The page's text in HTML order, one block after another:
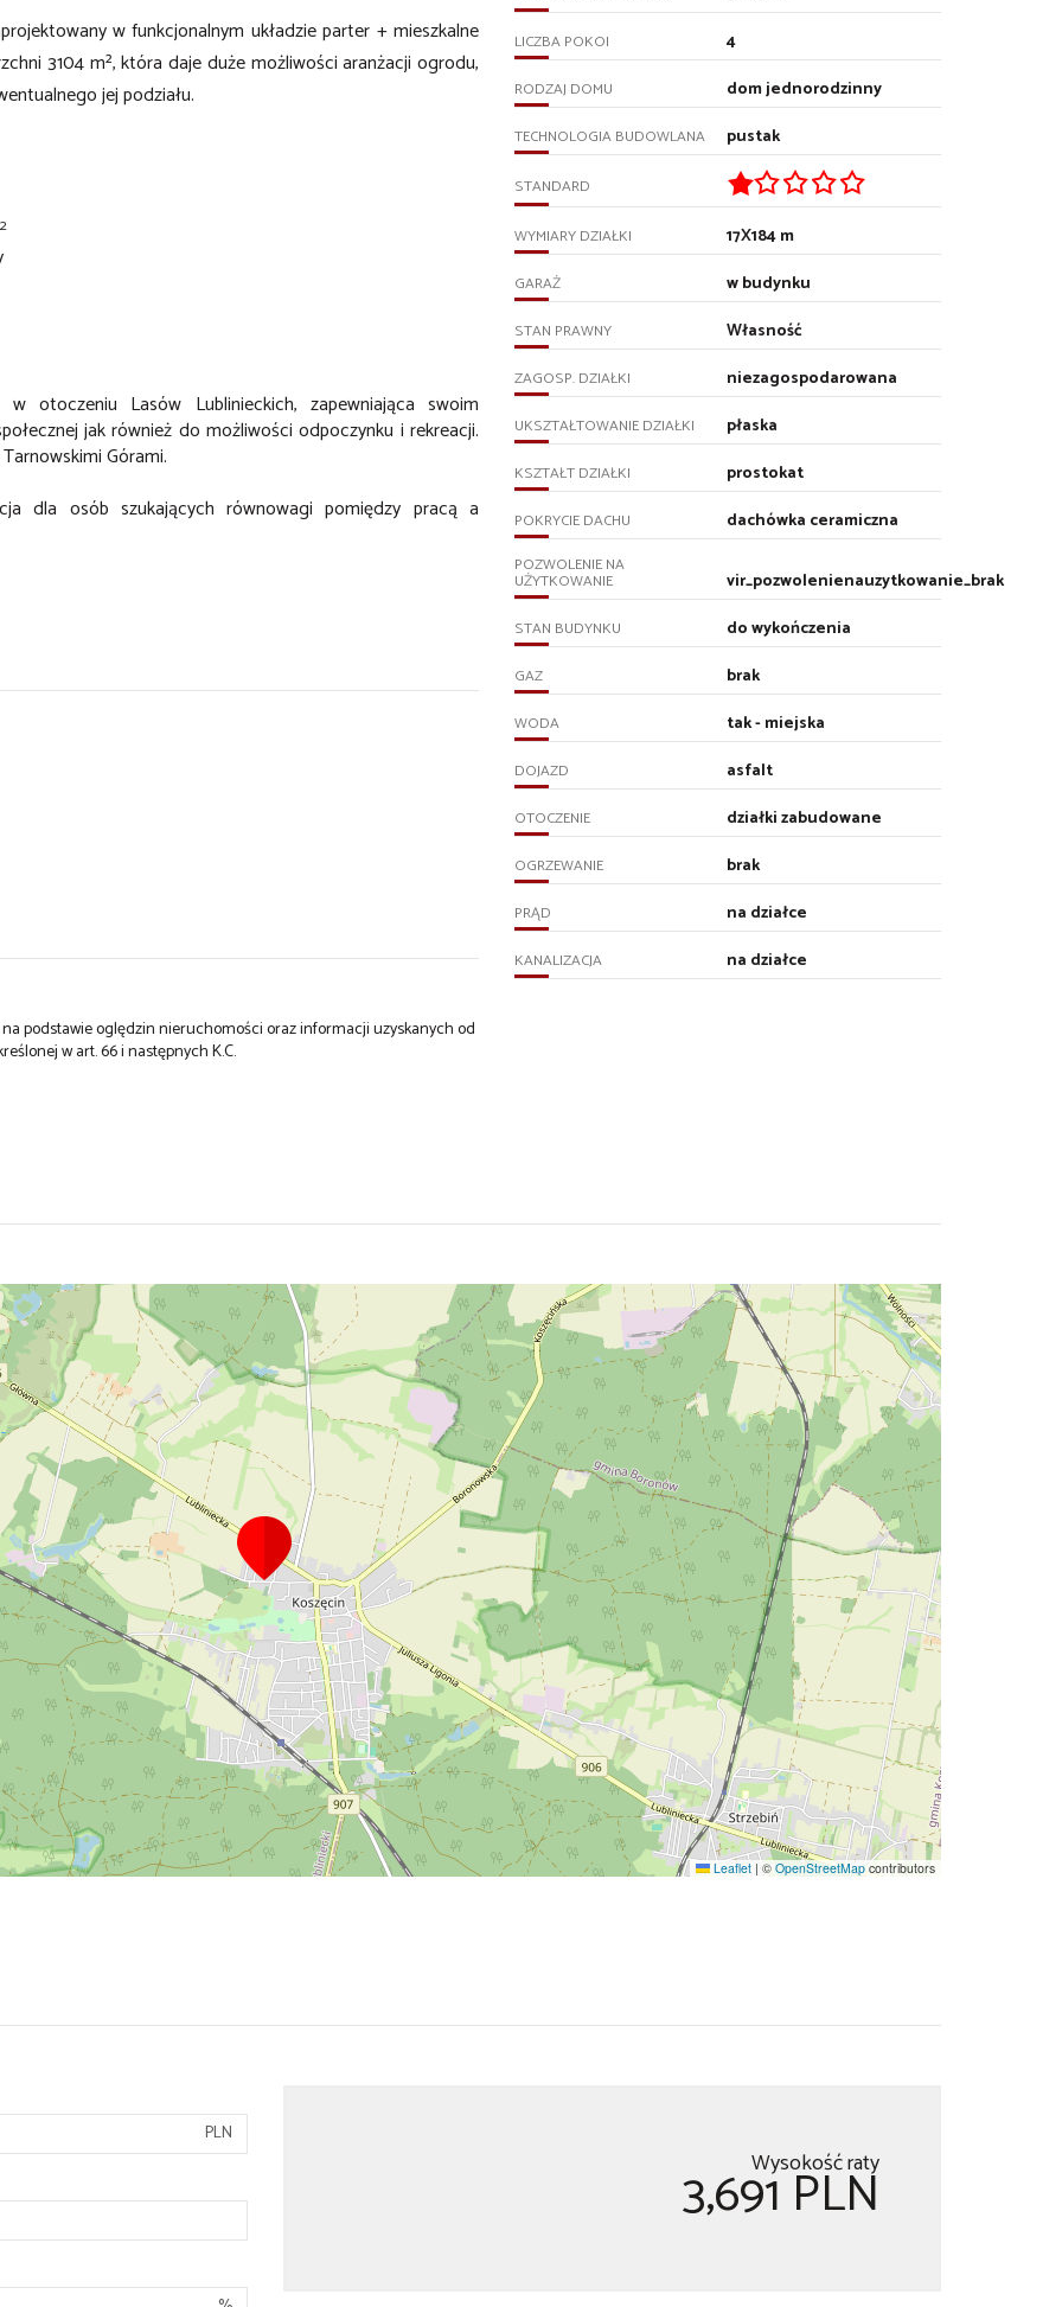
w funkcjonalnym układzie parter + mieszkalne
3104 m², która daje duże możliwości aranżacji ogrodu,
jej podziału.
2
otoczeniu Lasów Lublinieckich, zapewniająca swoim
jak również do możliwości odpoczynku i rekreacji.
Górami.
dla osób szukających równowagi pomiędzy pracą a
podstawie oględzin nieruchomości oraz informacji uzyskanych od
w art. 66 i następnych K.C.
LICZBA POKOI 4
RODZAJ DOMU dom jednorodzinny
TECHNOLOGIA BUDOWLANA pustak
STANDARD
WYMIARY DZIAŁKI 17X184 m
GARAŻ w budynku
STAN PRAWNY Własność
ZAGOSP. DZIAŁKI niezagospodarowana
UKSZTAŁTOWANIE DZIAŁKI płaska
KSZTAŁT DZIAŁKI prostokat
POKRYCIE DACHU dachówka ceramiczna
POZWOLENIE NA
UŻYTKOWANIE vir_pozwolenienauzytkowanie_brak
STAN BUDYNKU do wykończenia
GAZ brak
WODA tak - miejska
DOJAZD asfalt
OTOCZENIE działki zabudowane
OGRZEWANIE brak
PRĄD na działce
KANALIZACJA na działce
Leaflet | © OpenStreetMapcontributors
PLN
Wysokość raty
3,691 PLN